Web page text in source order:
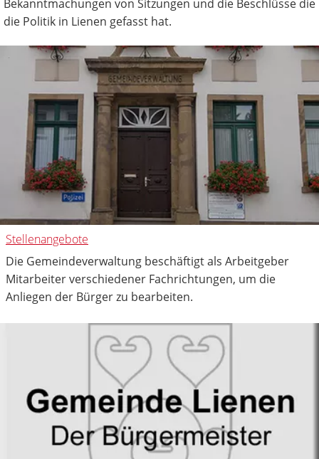
Bekanntmachungen von Sitzungen und die Beschlüsse die
die Politik in Lienen gefasst hat.
Stellenangebote
Die Gemeindeverwaltung beschäftigt als Arbeitgeber
Mitarbeiter verschiedener Fachrichtungen, um die
Anliegen der Bürger zu bearbeiten.